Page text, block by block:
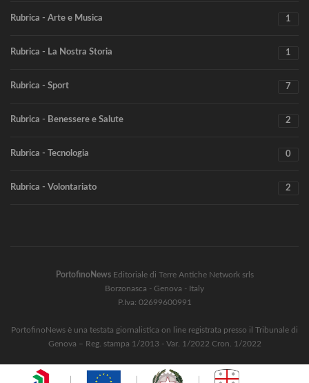
Rubrica - Arte e Musica 1
Rubrica - La Nostra Storia 1
Rubrica - Sport 7
Rubrica - Benessere e Salute 2
Rubrica - Tecnologia 0
Rubrica - Volontariato 2
PortofinoNewsEditoriale di Terre Antiche Network srls
Borzonasca - Genova - Italy
P.Iva: 02699600991
PortofinoNews è una testata giornalistica on line registrata presso il Tribunale di
Genova – Reg. stampa 1/2013 - Var. 1/2022 Cron. 1/2022